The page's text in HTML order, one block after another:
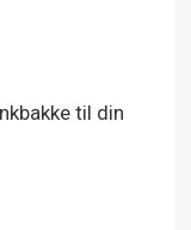
til din